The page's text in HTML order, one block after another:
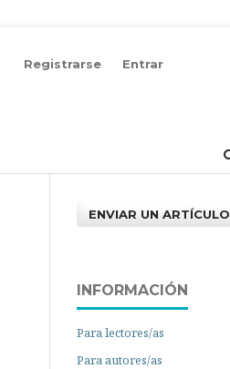
Registrarse Entrar
ENVIAR UN ARTÍCULO
INFORMACIÓN
Para lectores/as
Para autores/as